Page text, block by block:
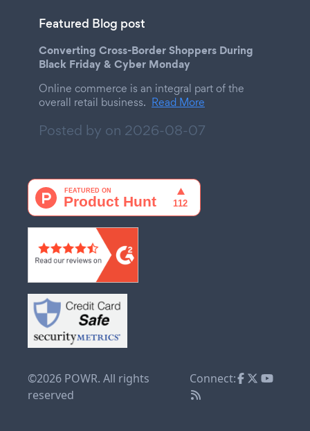
Featured Blog post
Converting Cross-Border Shoppers During
Black Friday & Cyber Monday
Online commerce is an integral part of the
overall retail business. Read More
Posted by on 2026-08-07
©2026 POWR. All rights
reserved
Connect: